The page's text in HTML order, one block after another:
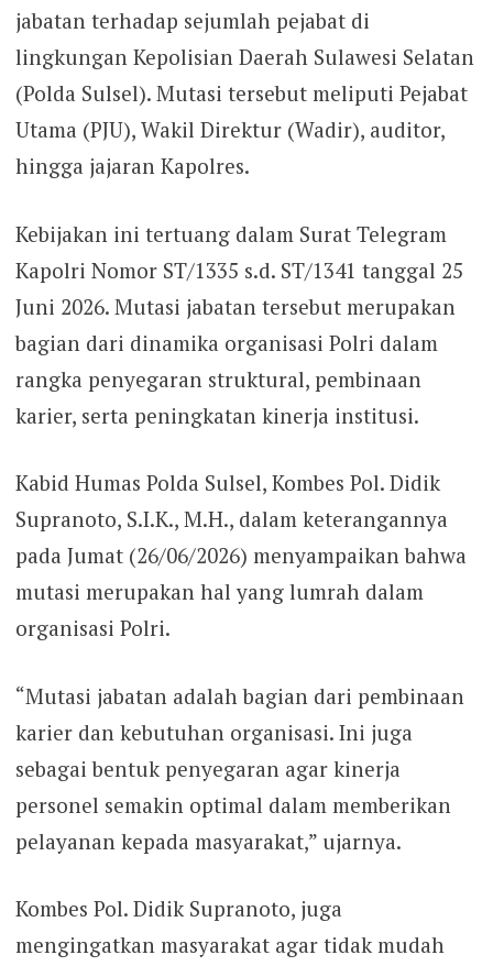
jabatan terhadap sejumlah pejabat di
lingkungan Kepolisian Daerah Sulawesi Selatan
(Polda Sulsel). Mutasi tersebut meliputi Pejabat
Utama (PJU), Wakil Direktur (Wadir), auditor,
hingga jajaran Kapolres.
Kebijakan ini tertuang dalam Surat Telegram
Kapolri Nomor ST/1335 s.d. ST/1341 tanggal 25
Juni 2026. Mutasi jabatan tersebut merupakan
bagian dari dinamika organisasi Polri dalam
rangka penyegaran struktural, pembinaan
karier, serta peningkatan kinerja institusi.
Kabid Humas Polda Sulsel, Kombes Pol. Didik
Supranoto, S.I.K., M.H., dalam keterangannya
pada Jumat (26/06/2026) menyampaikan bahwa
mutasi merupakan hal yang lumrah dalam
organisasi Polri.
“Mutasi jabatan adalah bagian dari pembinaan
karier dan kebutuhan organisasi. Ini juga
sebagai bentuk penyegaran agar kinerja
personel semakin optimal dalam memberikan
pelayanan kepada masyarakat,” ujarnya.
Kombes Pol. Didik Supranoto, juga
mengingatkan masyarakat agar tidak mudah